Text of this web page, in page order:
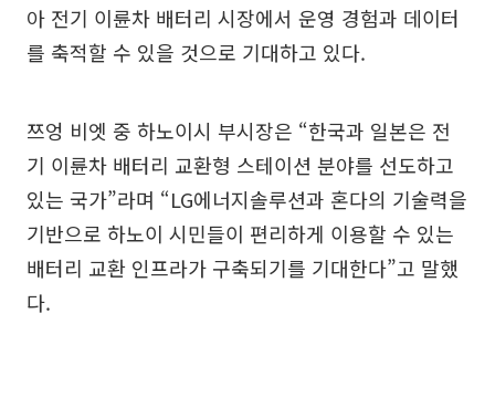
아 전기 이륜차 배터리 시장에서 운영 경험과 데이터
를 축적할 수 있을 것으로 기대하고 있다.
쯔엉 비엣 중 하노이시 부시장은 “한국과 일본은 전
기 이륜차 배터리 교환형 스테이션 분야를 선도하고
있는 국가”라며 “LG에너지솔루션과 혼다의 기술력을
기반으로 하노이 시민들이 편리하게 이용할 수 있는
배터리 교환 인프라가 구축되기를 기대한다”고 말했
다.